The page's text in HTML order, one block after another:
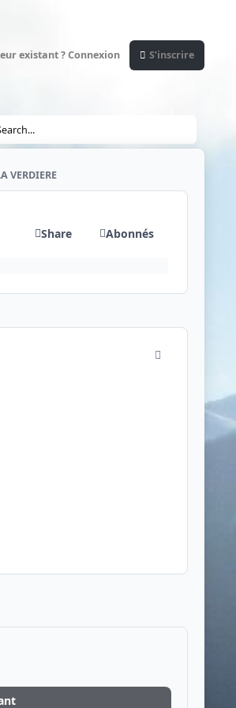
existant ? Connexion S’inscrire
VERDIERE
Share Abonnés
comment_2366